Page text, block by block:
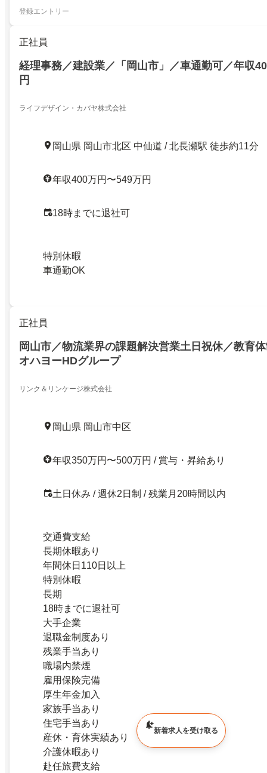
登録エントリー
正社員
経理事務／建設業／「岡山市」／車通勤可／年収
円
ライフデザイン・カバヤ株式会社
岡山県 岡山市北区 中仙道 / 北長瀬駅 徒歩約11分
年収400万円〜549万円
18時までに退社可
特別休暇
車通勤OK
正社員
岡山市／物流業界の課題解決営業土日祝休／教育
オハヨーHDグループ
リンク＆リンケージ株式会社
岡山県 岡山市中区
年収350万円〜500万円 / 賞与・昇給あり
土日休み / 週休2日制 / 残業月20時間以内
交通費支給
長期休暇あり
年間休日110日以上
特別休暇
長期
18時までに退社可
大手企業
退職金制度あり
残業手当あり
職場内禁煙
雇用保険完備
厚生年金加入
家族手当あり
住宅手当あり
産休・育休実績あり
介護休暇あり
赴任旅費支給
新着求人を受け取る